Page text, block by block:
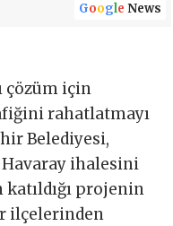
Google News
çözüm için
rahatlatmayı
Belediyesi,
ihalesini
projenin
ilçelerinden